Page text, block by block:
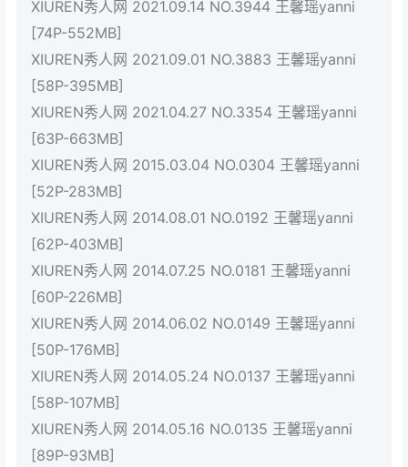
XIUREN秀人网 2021.09.14 NO.3944 王馨瑶yanni
[74P-552MB]
XIUREN秀人网 2021.09.01 NO.3883 王馨瑶yanni
[58P-395MB]
XIUREN秀人网 2021.04.27 NO.3354 王馨瑶yanni
[63P-663MB]
XIUREN秀人网 2015.03.04 NO.0304 王馨瑶yanni
[52P-283MB]
XIUREN秀人网 2014.08.01 NO.0192 王馨瑶yanni
[62P-403MB]
XIUREN秀人网 2014.07.25 NO.0181 王馨瑶yanni
[60P-226MB]
XIUREN秀人网 2014.06.02 NO.0149 王馨瑶yanni
[50P-176MB]
XIUREN秀人网 2014.05.24 NO.0137 王馨瑶yanni
[58P-107MB]
XIUREN秀人网 2014.05.16 NO.0135 王馨瑶yanni
[89P-93MB]